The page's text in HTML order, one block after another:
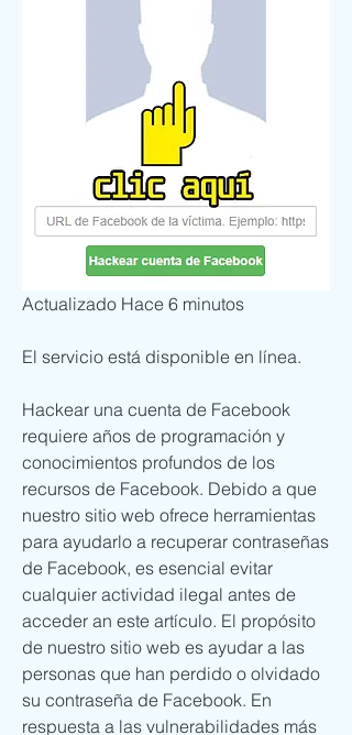
Actualizado Hace 6 minutos
El servicio está disponible en línea.
Hackear una cuenta de Facebook
requiere años de programación y
conocimientos profundos de los
recursos de Facebook. Debido a que
nuestro sitio web ofrece herramientas
para ayudarlo a recuperar contraseñas
de Facebook, es esencial evitar
cualquier actividad ilegal antes de
acceder an este artículo. El propósito
de nuestro sitio web es ayudar a las
personas que han perdido o olvidado
su contraseña de Facebook. En
respuesta a las vulnerabilidades más